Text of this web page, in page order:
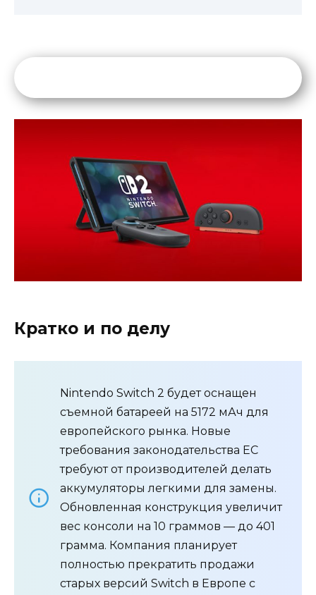
Кратко и по делу
Nintendo Switch 2 будет оснащен
съемной батареей на 5172 мАч для
европейского рынка. Новые
требования законодательства ЕС
требуют от производителей делать
аккумуляторы легкими для замены.
Обновленная конструкция увеличит
вес консоли на 10 граммов — до 401
грамма. Компания планирует
полностью прекратить продажи
старых версий Switch в Европе с